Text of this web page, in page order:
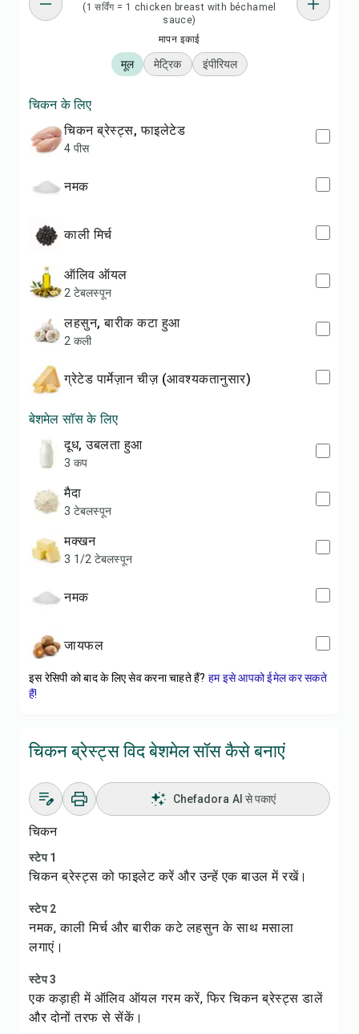
(1 सर्विंग = 1 chicken breast with béchamel
sauce)
मापन इकाई
मूल मेट्रिक इंपीरियल
चिकन के लिए
चिकन ब्रेस्ट्स, फाइलेटेड
4 पीस
नमक
काली मिर्च
ऑलिव ऑयल
2 टेबलस्पून
लहसुन, बारीक कटा हुआ
2 कली
ग्रेटेड पार्मेज़ान चीज़ (आवश्यकतानुसार)
बेशमेल सॉस के लिए
दूध, उबलता हुआ
3 कप
मैदा
3 टेबलस्पून
मक्खन
3 1/2 टेबलस्पून
नमक
जायफल
इस रेसिपी को बाद के लिए सेव करना चाहते हैं? हम इसे आपको ईमेल कर सकते
हैं!
चिकन ब्रेस्ट्स विद बेशमेल सॉस कैसे बनाएं
Chefadora AI से पकाएं
चिकन
स्टेप 1
चिकन ब्रेस्ट्स को फाइलेट करें और उन्हें एक बाउल में रखें।
स्टेप 2
नमक, काली मिर्च और बारीक कटे लहसुन के साथ मसाला
लगाएं।
स्टेप 3
एक कड़ाही में ऑलिव ऑयल गरम करें, फिर चिकन ब्रेस्ट्स डालें
और दोनों तरफ से सेंकें।